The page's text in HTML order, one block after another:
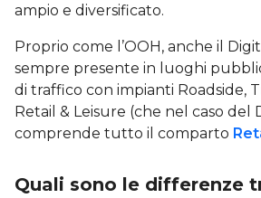
ampio e diversificato.
Proprio come l’OOH, anche il
sempre presente in luoghi
di traffico con impianti Roadside,
Retail & Leisure (che nel caso del
comprende tutto il comparto
Quali sono le differenze